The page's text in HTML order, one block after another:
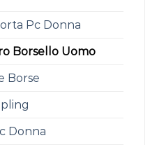
Pc Donna
Borsello Uomo
Borse
Donna